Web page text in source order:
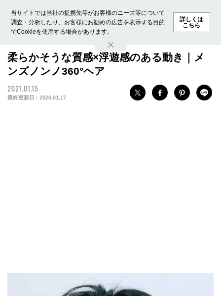
当サイトでは当社の提携先等がお客様のニーズ等について
調査・分析したり、お客様にお勧めの広告を表示する目的
でCookieを使用する場合があります。
詳しくは
こちら
ホーム モデル募集 ランキング ファッション ビューテ
柔らかそうな質感×浮遊感のある動き｜メ
ンズノンノ360°ヘア
2021.01.15
最終更新日 : 2026.01.17